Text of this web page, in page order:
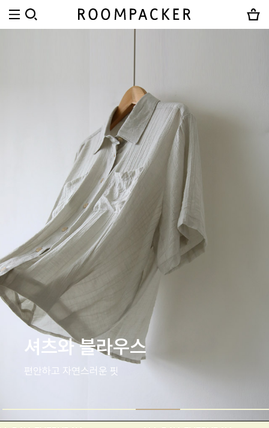
Best Pants
가장 많이 선택한 아이템